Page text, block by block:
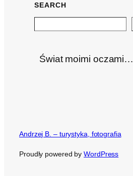
SEARCH
Świat moimi oczami…
Andrzej B. – turystyka, fotografia
Proudly powered byWordPress